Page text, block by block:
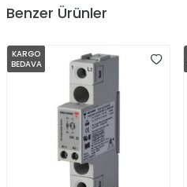
Benzer Ürünler
KARGO
BEDAVA